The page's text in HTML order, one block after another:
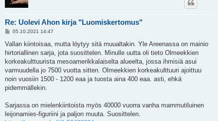
Re: Uolevi Ahon kirja "Luomiskertomus"
V
e
t
i
05.10.2021 14:47
Vallan kiintoisaa, mutta löytyy sitä muualtakin. Yle Areenassa on mainio
hirtoriallinen sarja, jota suosittelen. Minulle uutta oli tieto Olmeekkien
korkeakulttuurista mesoamerikkalaiselta alueelta, jossa ihmisiä asui
varmuudella jo 7500 vuotta sitten. Olmeekkien korkeakulttuuri ajoittuu
noin vuosiin 1500 - 1200 eaa ja tuosta aina 400 eaa. asti, ehkä
pidemmällekin.
Sarjassa on mielenkiintoista myös 40000 vuorra vanha mammutiluinen
leijonamies-figuriini ja paljon muuta. Suosittelen.